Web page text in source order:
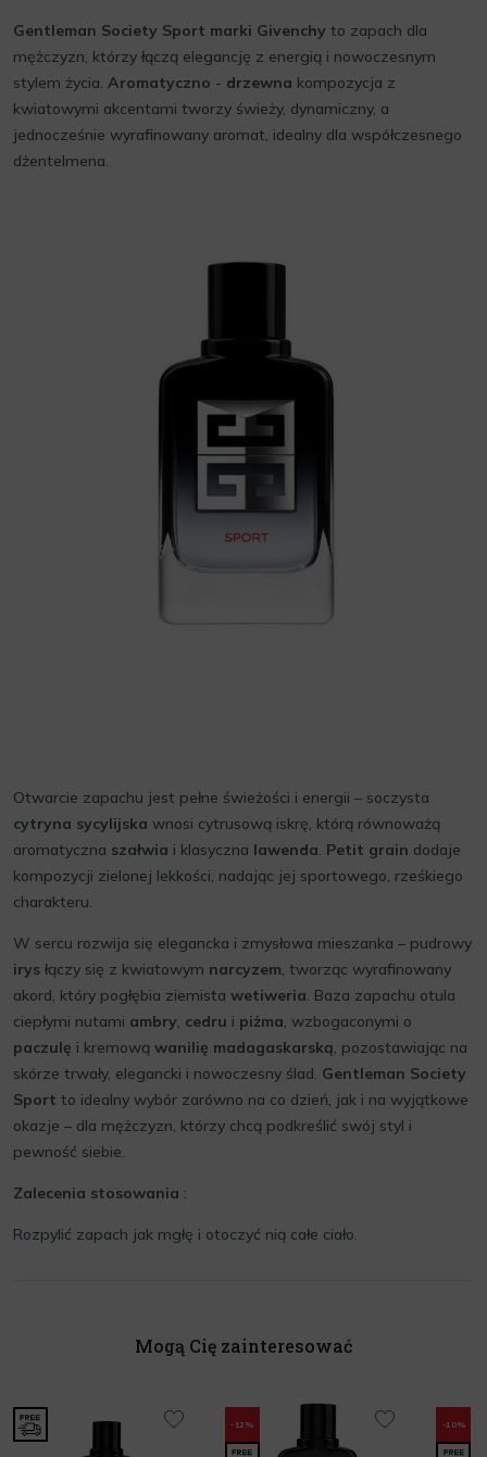
Gentleman Society Sport marki Givenchy to zapach dla
mężczyzn, którzy łączą elegancję z energią i nowoczesnym
stylem życia. Aromatyczno - drzewna kompozycja z
kwiatowymi akcentami tworzy świeży, dynamiczny, a
jednocześnie wyrafinowany aromat, idealny dla współczesnego
dżentelmena.
Otwarcie zapachu jest pełne świeżości i energii – soczysta
cytryna sycylijska wnosi cytrusową iskrę, którą równoważą
aromatyczna szałwia i klasyczna lawenda. Petit grain dodaje
kompozycji zielonej lekkości, nadając jej sportowego, rześkiego
charakteru.
W sercu rozwija się elegancka i zmysłowa mieszanka – pudrowy
irys łączy się z kwiatowym narcyzem, tworząc wyrafinowany
akord, który pogłębia ziemista wetiweria. Baza zapachu otula
ciepłymi nutami ambry, cedru i piżma, wzbogaconymi o
paczulę i kremową wanilię madagaskarską, pozostawiając na
skórze trwały, elegancki i nowoczesny ślad. Gentleman Society
Sport to idealny wybór zarówno na co dzień, jak i na wyjątkowe
okazje – dla mężczyzn, którzy chcą podkreślić swój styl i
pewność siebie.
Zalecenia stosowania :
Rozpylić zapach jak mgłę i otoczyć nią całe ciało.
Mogą Cię zainteresować
-12% -10%